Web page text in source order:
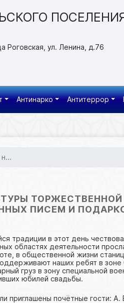
Роговская, ул. Ленина, д.76
Антинарко Антитеррор
ПИСЕМ И
традиции в этот день
областях деятельности
в общественной жизни
наших ребят в
груз в зону специальной
юбилей свадьбы.
приглашены почётные гости: А.